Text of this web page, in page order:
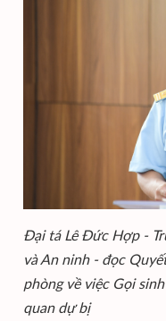
Đại tá Lê Đức Hợp -
và An ninh - đọc
phòng về việc Gọi
quan dự bị